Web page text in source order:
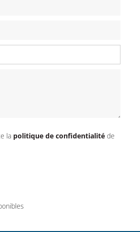
la politique de confidentialité de